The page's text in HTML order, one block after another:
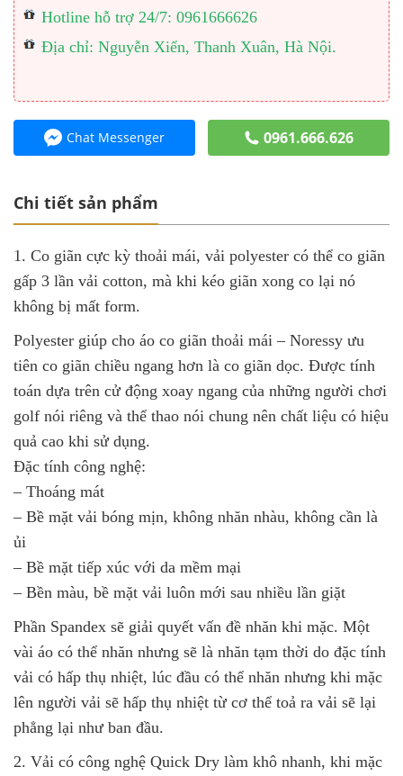
Hotline hỗ trợ 24/7: 0961666626
Địa chỉ: Nguyễn Xiển, Thanh Xuân, Hà Nội.
Chat Messenger 0961.666.626
Chi tiết sản phẩm
1. Co giãn cực kỳ thoải mái, vải polyester có thể co giãn
gấp 3 lần vải cotton, mà khi kéo giãn xong co lại nó
không bị mất form.
Polyester giúp cho áo co giãn thoải mái – Noressy ưu
tiên co giãn chiều ngang hơn là co giãn dọc. Được tính
toán dựa trên cử động xoay ngang của những người chơi
golf nói riêng và thể thao nói chung nên chất liệu có hiệu
quả cao khi sử dụng.
Đặc tính công nghệ:
– Thoáng mát
– Bề mặt vải bóng mịn, không nhăn nhàu, không cần là
ủi
– Bề mặt tiếp xúc với da mềm mại
– Bền màu, bề mặt vải luôn mới sau nhiều lần giặt
Phần Spandex sẽ giải quyết vấn đề nhăn khi mặc. Một
vài áo có thể nhăn nhưng sẽ là nhăn tạm thời do đặc tính
vải có hấp thụ nhiệt, lúc đầu có thể nhăn nhưng khi mặc
lên người vải sẽ hấp thụ nhiệt từ cơ thể toả ra vải sẽ lại
phẳng lại như ban đầu.
2. Vải có công nghệ Quick Dry làm khô nhanh, khi mặc